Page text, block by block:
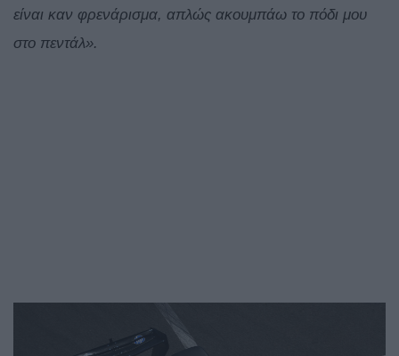
είναι καν φρενάρισμα, απλώς ακουμπάω το πόδι μου
στο πεντάλ».